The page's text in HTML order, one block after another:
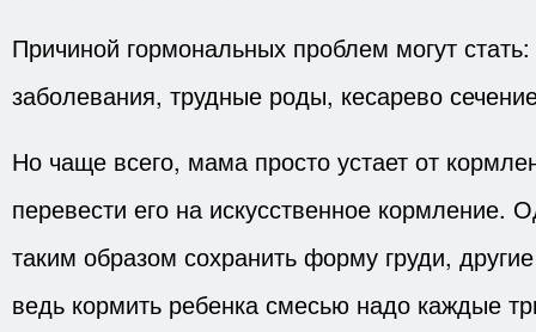
Причиной гормональных проблем могут
заболевания, трудные роды, кесарево
Но чаще всего, мама просто устает от
перевести его на искусственное кормление.
таким образом сохранить форму груди,
ведь кормить ребенка смесью надо каждые